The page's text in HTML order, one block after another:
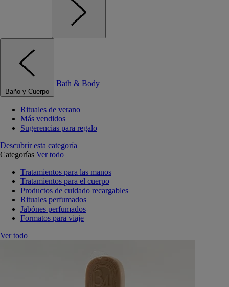
Baño y Cuerpo
Bath & Body
Rituales de verano
Más vendidos
Sugerencias para regalo
Descubrir esta categoría
Categorías Ver todo
Tratamientos para las manos
Tratamientos para el cuerpo
Productos de cuidado recargables
Rituales perfumados
Jabónes perfumados
Formatos para viaje
Ver todo